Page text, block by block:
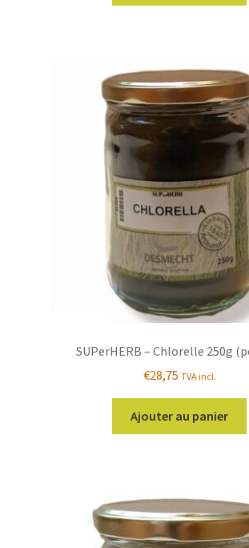
SUPerHERB – Chlorelle 250g
€28,75 TVA incl.
Ajouter au panier